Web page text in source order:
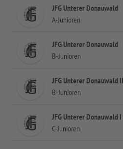
JFG Unterer Donauwald
A-Junioren
JFG Unterer Donauwald
B-Junioren
JFG Unterer Donauwald II
B-Junioren
JFG Unterer Donauwald
C-Junioren